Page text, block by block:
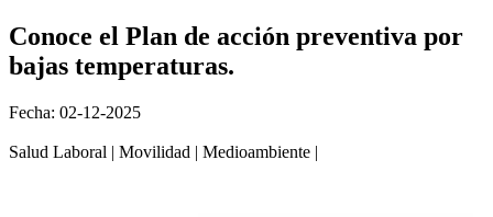
Conoce el Plan de acción preventiva por
bajas temperaturas.
Fecha: 02-12-2025
Salud Laboral | Movilidad | Medioambiente |